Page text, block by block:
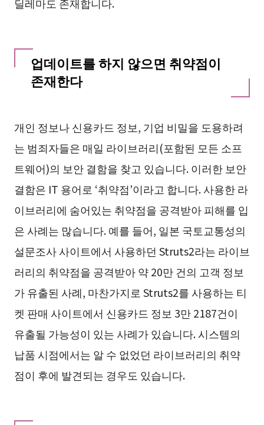
업데이트를 하지 않으면 취약점이
존재한다
개인 정보나 신용카드 정보, 기업 비밀을 도용하려
는 범죄자들은 매일 라이브러리(포함된 모든 소프
트웨어)의 보안 결함을 찾고 있습니다. 이러한 보안
결함은 IT 용어로 ‘취약점’이라고 합니다. 사용한 라
이브러리에 숨어있는 취약점을 공격받아 피해를 입
은 사례는 많습니다. 예를 들어, 일본 국토교통성의
설문조사 사이트에서 사용하던 Struts2라는 라이브
러리의 취약점을 공격받아 약 20만 건의 고객 정보
가 유출된 사례, 마찬가지로 Struts2를 사용하는 티
켓 판매 사이트에서 신용카드 정보 3만 2187건이
유출될 가능성이 있는 사례가 있습니다. 시스템의
납품 시점에서는 알 수 없었던 라이브러리의 취약
점이 후에 발견되는 경우도 있습니다.